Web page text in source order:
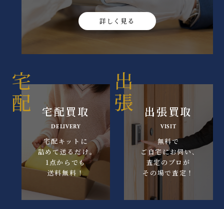
詳しく見る
宅配買取
DELIVERY
宅配キットに
詰めて送るだけ｡
1点からでも
送料無料！
出張買取
VISIT
無料で
ご自宅にお伺い､
査定のプロが
その場で査定！